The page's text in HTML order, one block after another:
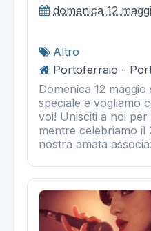
domenica 12
Altro
Portoferraio -
Domenica 12
speciale e vogliamo
voi! Unisciti a noi
mentre celebriamo il
nostra amata